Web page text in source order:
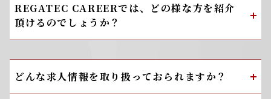
REGATEC CAREERでは、どの様な方を紹介
頂けるのでしょうか？
どんな求人情報を取り扱っておられますか？